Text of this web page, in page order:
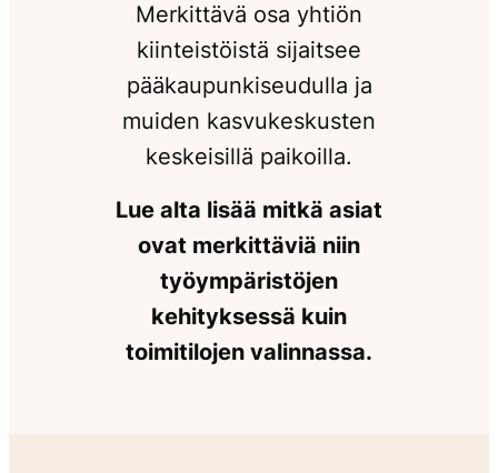
Merkittävä osa yhtiön
kiinteistöistä sijaitsee
pääkaupunkiseudulla ja
muiden kasvukeskusten
keskeisillä paikoilla.
Lue alta lisää mitkä asiat
ovat merkittäviä niin
työympäristöjen
kehityksessä kuin
toimitilojen valinnassa.